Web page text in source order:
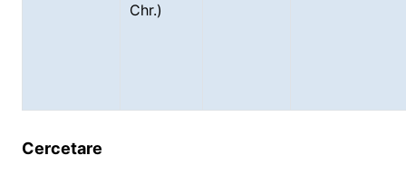
Chr.)
Cercetare